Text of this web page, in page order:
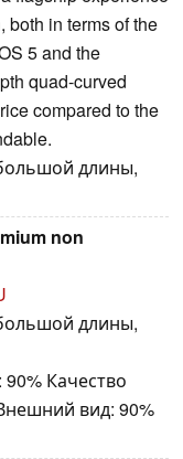
both in terms of the
5 and the
quad-curved
compared to the
длины,
non
длины,
Качество
вид: 90%